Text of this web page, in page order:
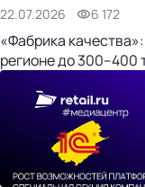
22.07.2026 6 172
«Фабрика
регионе до 300–400